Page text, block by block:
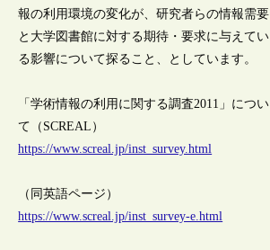
報の利用環境の変化が、研究者らの情報需要
と大学図書館に対する期待・要求に与えてい
る影響について探ること、としています。
「学術情報の利用に関する調査2011」につい
て（SCREAL）
https://www.screal.jp/inst_survey.html
（同英語ページ）
https://www.screal.jp/inst_survey-e.html